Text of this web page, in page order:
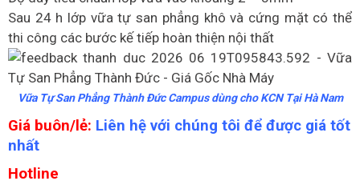
Sau 24 h lớp vữa tự san phẳng khô và cứng mặt có thể
thi công các bước kế tiếp hoàn thiện nội thất
Vữa Tự San Phẳng Thành Đức Campus dùng cho KCN Tại Hà Nam
Giá buôn/lẻ: Liên hệ với chúng tôi để được giá tốt
nhất
Hotline